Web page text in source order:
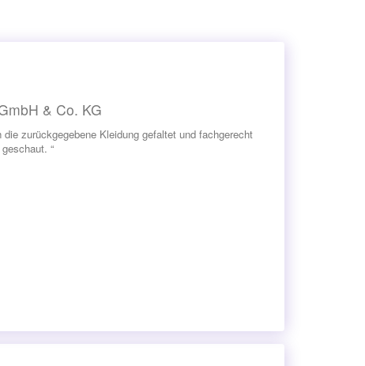
& Co. KG
zurückgegebene Kleidung gefaltet und fachgerecht
“